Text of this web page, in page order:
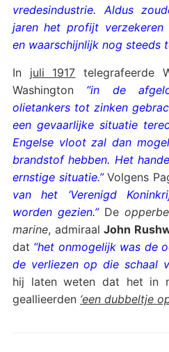
vredesindustrie. Aldus
jaren het profijt verzekeren
en waarschijnlijk nog steeds
In juli 1917 telegrafeerde
Washington “in de
olietankers tot zinken
een gevaarlijke situatie
Engelse vloot zal dan
brandstof hebben. Het
ernstige situatie.” Volgens
van het ‘Verenigd
worden gezien.” De
marine, admiraal John
dat “het onmogelijk was de
de verliezen op die schaal
hij laten weten dat het in
geallieerden ‘een dubbeltje